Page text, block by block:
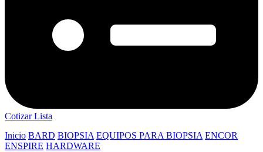
Cotizar Lista
Inicio BARD BIOPSIA EQUIPOS PARA BIOPSIA ENCOR
ENSPIRE HARDWARE